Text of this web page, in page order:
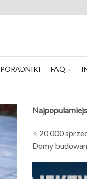
PORADNIKI FAQ
⭐ 20 000
Domy